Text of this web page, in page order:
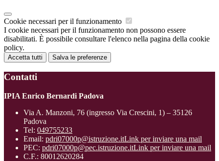
Cookie necessari per il funzionamento
I cookie necessari per il funzionamento non possono essere
disabilitati. È possibile consultare l'elenco nella pagina della cookie
policy.
Accetta tutti Salva le preferenze
Contatti
IPIA Enrico Bernardi Padova
Via A. Manzoni, 76 (ingresso Via Crescini, 1) – 35126
Padova
Tel: 049755233
Email: pdri07000p@istruzione.itLink per inviare una mail
PEC: pdri07000p@pec.istruzione.itLink per inviare una mail
C.F.: 80012620284